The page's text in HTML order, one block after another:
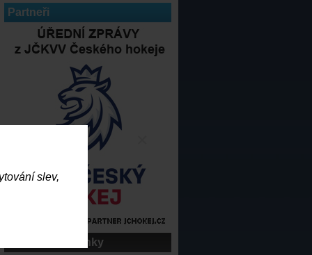
slev,
Partneři
Nejčtenější články